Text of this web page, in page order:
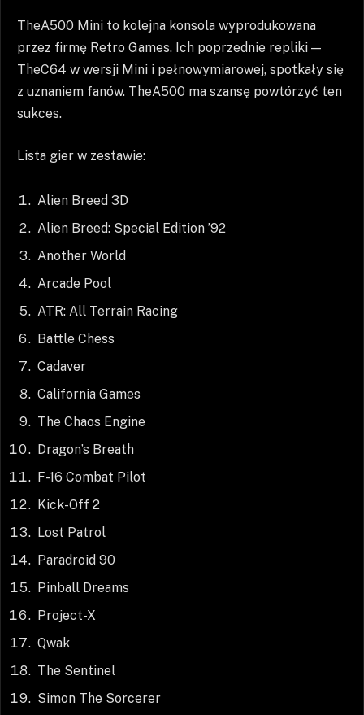
TheA500 Mini to kolejna konsola wyprodukowana
przez firmę Retro Games. Ich poprzednie repliki —
TheC64 w wersji Mini i pełnowymiarowej, spotkały się
z uznaniem fanów. TheA500 ma szansę powtórzyć ten
sukces.
Lista gier w zestawie:
Alien Breed 3D
Alien Breed: Special Edition ’92
Another World
Arcade Pool
ATR: All Terrain Racing
Battle Chess
Cadaver
California Games
The Chaos Engine
Dragon’s Breath
F-16 Combat Pilot
Kick-Off 2
Lost Patrol
Paradroid 90
Pinball Dreams
Project-X
Qwak
The Sentinel
Simon The Sorcerer